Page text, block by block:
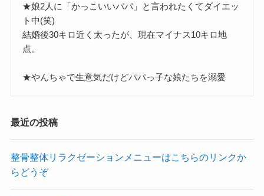
★娘2人に「かっこいいパパ」と言われたくてダイエッ
ト中(笑)
結婚後30キロ近く太ったが、現在マイナス10キロ地
点。
★やんちゃで生意気だけどパパっ子な娘たちを溺愛
最近の投稿
整骨整体リラクゼーションメニューはこちらのリンクか
らどうぞ